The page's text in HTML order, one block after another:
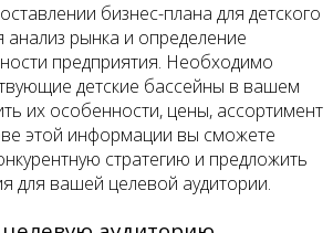
бизнес-плана для детского
анализ рынка и определение
предприятия. Необходимо
детские бассейны в вашем
их особенности, цены, ассортимент
этой информации вы сможете
стратегию и предложить
для вашей целевой аудитории.